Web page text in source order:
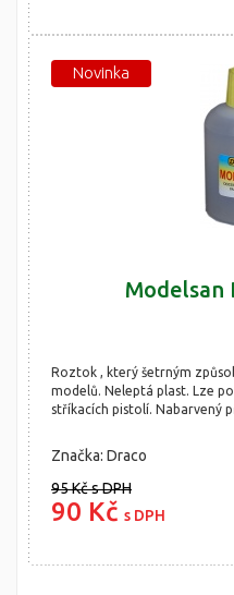
Novinka
Modelsan
Roztok , který šetrným
modelů. Neleptá plast. Lze
stříkacích pistolí. Nabarvený
Značka: Draco
95 Kčs DPH
90 Kč s DPH